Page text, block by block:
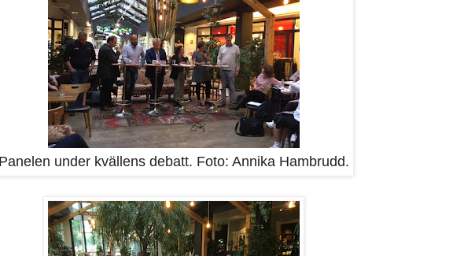
Panelen under kvällens debatt. Foto: Annika Hambrudd.